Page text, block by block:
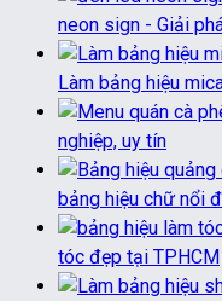
neon sign - Giải
Làm bảng hiệu
nghiệp, uy tín
bảng hiệu chữ nổi
tóc đẹp tại TPHCM